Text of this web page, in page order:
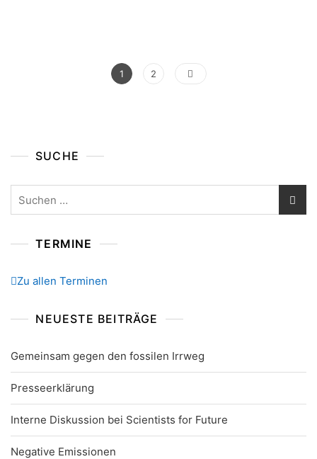
Seitennummerierung
Page
1 Page
2
SUCHE
TERMINE
Zu allen Terminen
NEUESTE BEITRÄGE
Gemeinsam gegen den fossilen Irrweg
Presseerklärung
Interne Diskussion bei Scientists for Future
Negative Emissionen